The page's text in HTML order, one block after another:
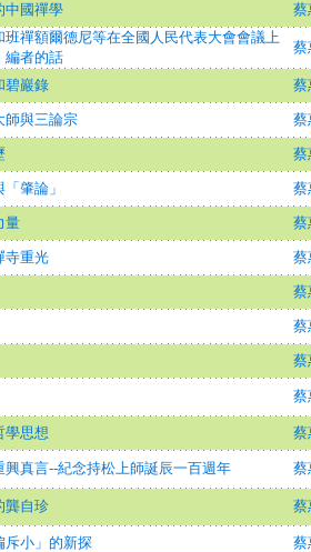
中國禪學
蔡
班禪額爾德尼等在全國人民代表大會會議上
編者的話
蔡
碧巖錄 蔡
師與三論宗 蔡
蔡
肇論」 蔡
量 蔡
寺重光 蔡
蔡
蔡
蔡
蔡
學思想 蔡
興真言--紀念持松上師誕辰一百週年 蔡
龔自珍 蔡
斥小」的新探 蔡